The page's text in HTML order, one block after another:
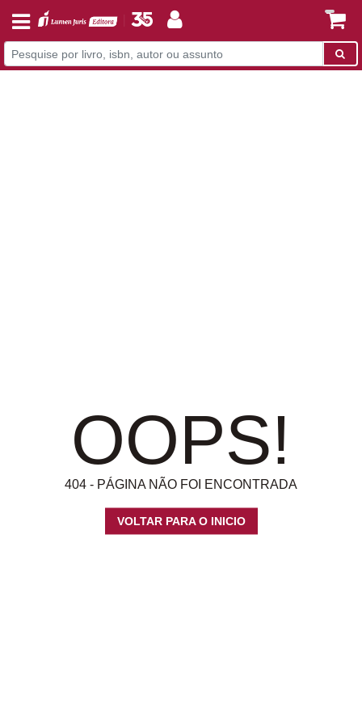
OOPS!
404 - PÁGINA NÃO FOI ENCONTRADA
VOLTAR PARA O INICIO